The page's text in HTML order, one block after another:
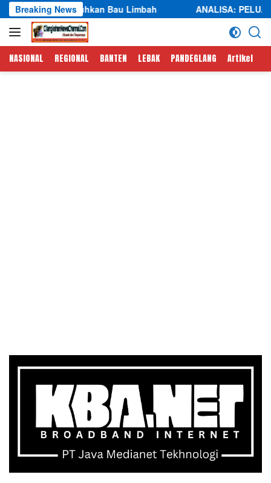
Langsung
ke
konten
Breaking News
Bau Limbah ANALISA: PELUANG NABIL JAYABAYA
NASIONAL REGIONAL BANTEN LEBAK PANDEGLANG Artikel